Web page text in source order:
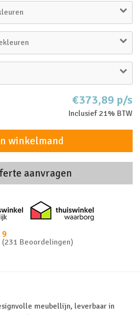
€373,89 p/s
Inclusief 21% BTW
winkelmand
aanvragen
Thuiswinkel zakelijk
9
(231 Beoordelingen)
meubellijn, leverbaar in